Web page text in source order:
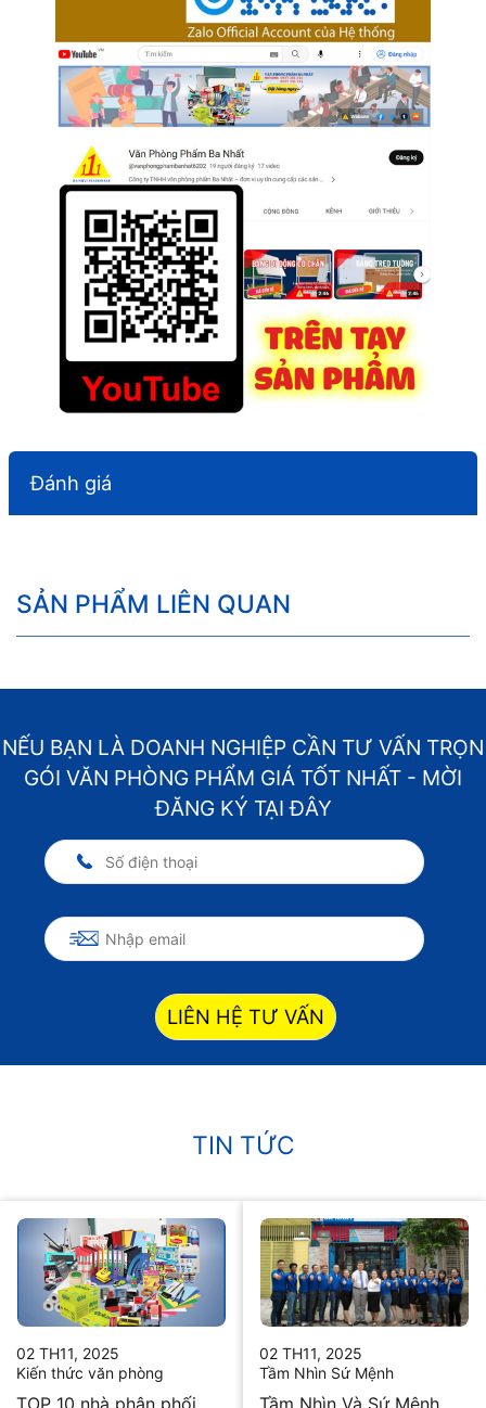
Đánh giá
SẢN PHẨM LIÊN QUAN
NẾU BẠN LÀ DOANH NGHIỆP CẦN TƯ VẤN TRỌN
GÓI VĂN PHÒNG PHẨM GIÁ TỐT NHẤT - MỜI
ĐĂNG KÝ TẠI ĐÂY
LIÊN HỆ TƯ VẤN
TIN TỨC
02 TH11, 2025
Kiến thức văn phòng
02 TH11, 2025
Tầm Nhìn Sứ Mệnh